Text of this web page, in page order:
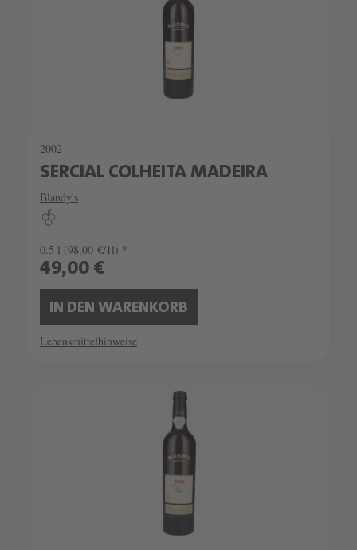
2002
SERCIAL COLHEITA MADEIRA
Blandy's
0.5 l (98,00 €/1l) *
49,00 €
IN DEN WARENKORB
Lebensmittelhinweise